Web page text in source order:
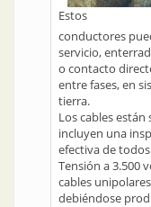
Estos
conductores
servicio,
o contacto
entre fases, en
tierra.
Los cables
incluyen una
efectiva de
Tensión a 3.500
cables
debiéndose